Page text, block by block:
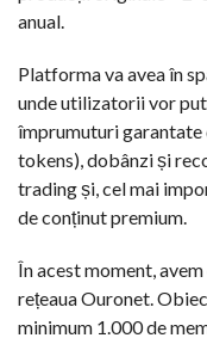
anual.
Platforma va avea în
unde utilizatorii vor
împrumuturi garantate
tokens), dobânzi și
trading și, cel mai
de conținut premium.
În acest moment,
rețeaua Ouronet.
minimum 1.000 de